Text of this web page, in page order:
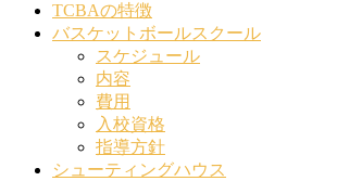
TCBAの特徴
バスケットボールスクール
スケジュール
内容
費用
入校資格
指導方針
シューティングハウス